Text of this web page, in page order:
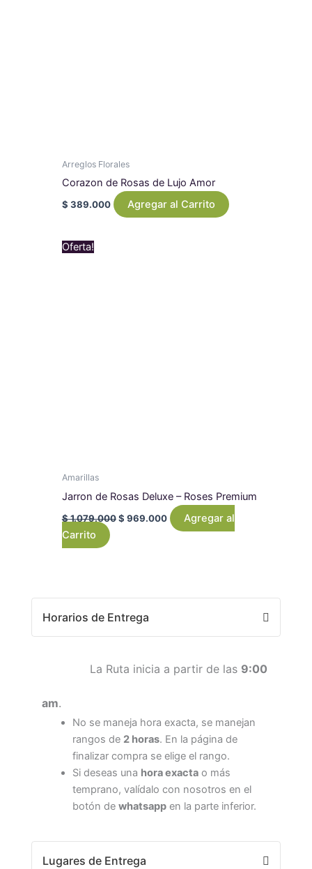
Arreglos Florales
Corazon de Rosas de Lujo Amor
$ 389.000 Agregar al Carrito
Oferta!
Amarillas
Jarron de Rosas Deluxe – Roses Premium
$1.079.000 $ 969.000
Agregar al
Carrito
Horarios de Entrega
La Ruta inicia a partir de las 9:00
am.
No se maneja hora exacta, se manejan
rangos de 2 horas. En la página de
finalizar compra se elige el rango.
Si deseas una hora exactao más
temprano, valídalo con nosotros en el
botón de whatsappen la parte inferior.
Lugares de Entrega